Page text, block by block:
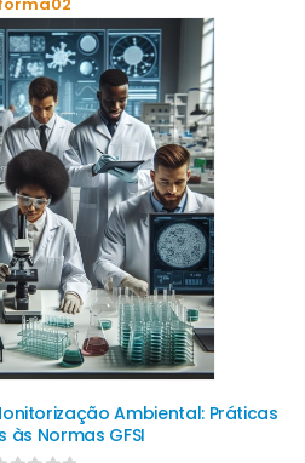
Ambiental: Práticas
às Normas GFSI